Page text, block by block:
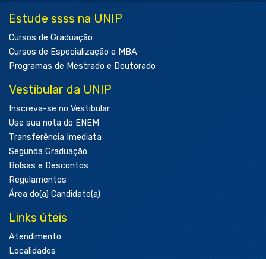
Estude ssss na UNIP
Cursos de Graduação
Cursos de Especialização e MBA
Programas de Mestrado e Doutorado
Vestibular da UNIP
Inscreva-se no Vestibular
Use sua nota do ENEM
Transferência Imediata
Segunda Graduação
Bolsas e Descontos
Regulamentos
Área do(a) Candidato(a)
Links úteis
Atendimento
Localidades